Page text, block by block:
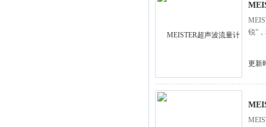
锐”
更新